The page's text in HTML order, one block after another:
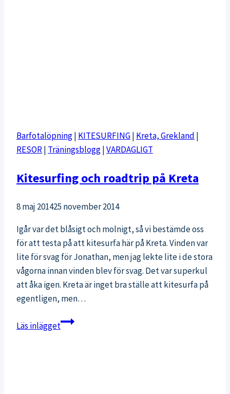
Barfotalöpning| KITESURFING| Kreta, Grekland |
RESOR| Träningsblogg|VARDAGLIGT
Kitesurfing och roadtrip på Kreta
8 maj 201425 november 2014
Igår var det blåsigt och molnigt, så vi bestämde oss
för att testa på att kitesurfa här på Kreta. Vinden var
lite för svag för Jonathan, men jag lekte lite i de stora
vågorna innan vinden blev för svag. Det var superkul
att åka igen. Kreta är inget bra ställe att kitesurfa på
egentligen, men…
Läs inläggetKitesurfing